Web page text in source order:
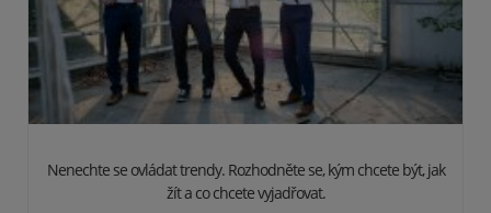
Nenechte se ovládat trendy. Rozhodněte se, kým chcete být, jak
žít a co chcete vyjadřovat.